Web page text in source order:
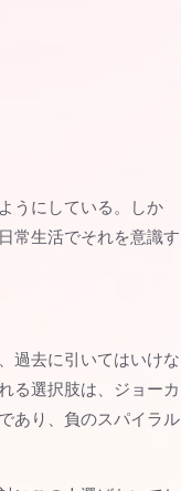
うにしている。しか
常生活でそれを意識す
過去に引いてはいけな
る選択肢は、ジョーカ
あり、負のスパイラル